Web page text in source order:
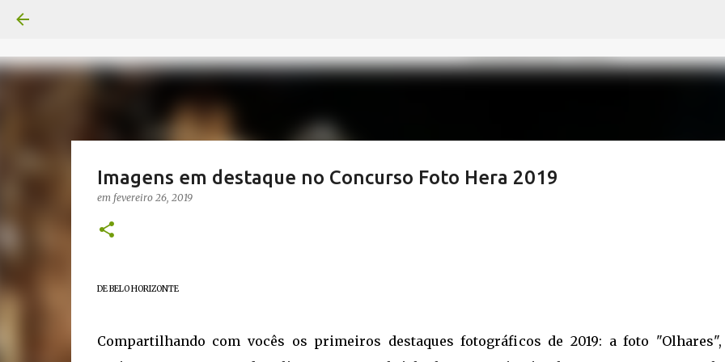
Imagens em destaque no Concurso Foto Hera 2019
em fevereiro 26, 2019
DE BELO HORIZONTE
Compartilhando com vocês os primeiros destaques fotográficos de 2019: a foto "Olhares",